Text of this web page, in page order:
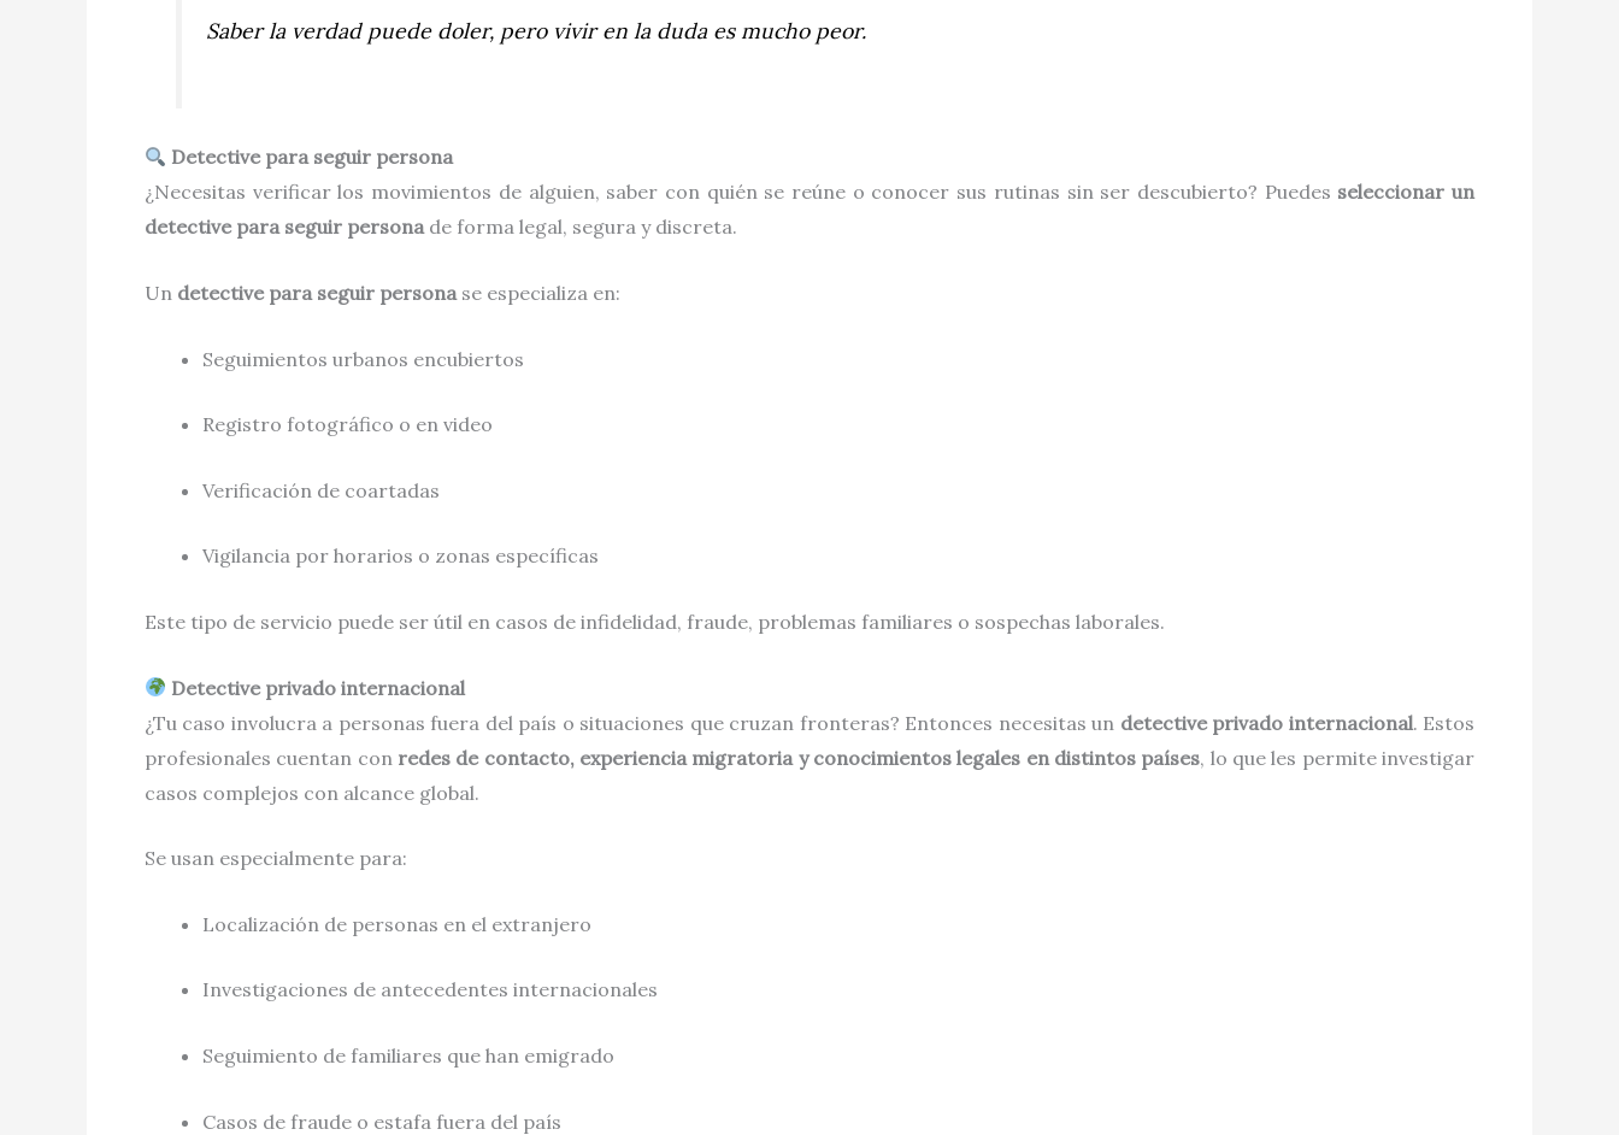
Saber la verdad puede doler, pero vivir en la duda es mucho peor.
Detective para seguir persona
¿Necesitas verificar los movimientos de alguien, saber con quién se reúne o conocer sus rutinas sin ser descubierto? Puedes seleccionar un
detective para seguir personade forma legal, segura y discreta.
Un detective para seguir personase especializa en:
Seguimientos urbanos encubiertos
Registro fotográfico o en video
Verificación de coartadas
Vigilancia por horarios o zonas específicas
Este tipo de servicio puede ser útil en casos de infidelidad, fraude, problemas familiares o sospechas laborales.
Detective privado internacional
¿Tu caso involucra a personas fuera del país o situaciones que cruzan fronteras? Entonces necesitas un detective privado internacional. Estos
profesionales cuentan con redes de contacto, experiencia migratoria y conocimientos legales en distintos países, lo que les permite investigar
casos complejos con alcance global.
Se usan especialmente para:
Localización de personas en el extranjero
Investigaciones de antecedentes internacionales
Seguimiento de familiares que han emigrado
Casos de fraude o estafa fuera del país